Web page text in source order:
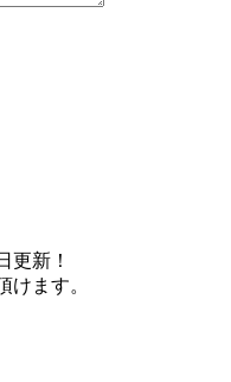
更新！
けます。